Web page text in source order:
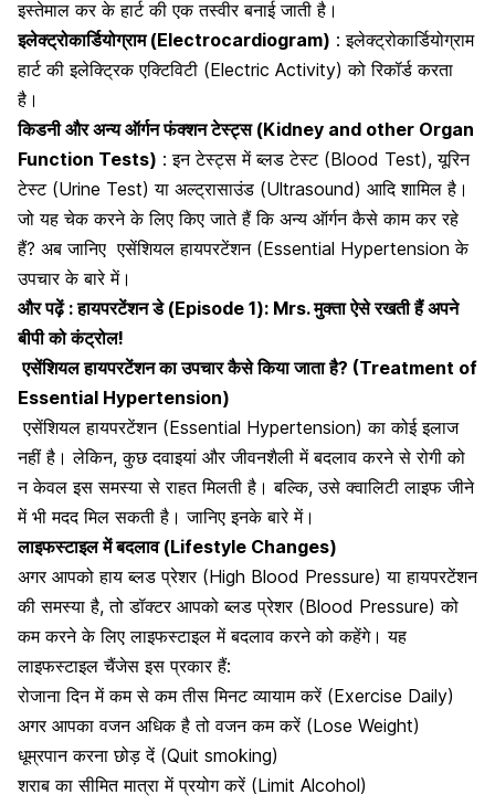
इस्तेमाल कर के हार्ट की एक तस्वीर बनाई जाती है।
इलेक्ट्रोकार्डियोग्राम (Electrocardiogram) : इलेक्ट्रोकार्डियोग्राम
हार्ट की इलेक्ट्रिक एक्टिविटी (Electric Activity) को रिकॉर्ड करता
है।
किडनी और अन्य ऑर्गन फंक्शन टेस्ट्स (Kidney and other Organ
Function Tests) :इन टेस्ट्स में ब्लड टेस्ट (Blood Test), यूरिन
टेस्ट (Urine Test) या अल्ट्रासाउंड (Ultrasound) आदि शामिल है।
जो यह चेक करने के लिए किए जाते हैं कि अन्य ऑर्गन कैसे काम कर रहे
हैं? अब जानिए एसेंशियल हायपरटेंशन (Essential Hypertension के
उपचार के बारे में।
और पढ़ें :हायपरटेंशन डे (Episode 1): Mrs. मुक्ता ऐसे रखती हैं अपने
बीपी को कंट्रोल!
एसेंशियल हायपरटेंशन का उपचार कैसे किया जाता है? (Treatment of
Essential Hypertension)
एसेंशियल हायपरटेंशन (Essential Hypertension) का कोई इलाज
नहीं है। लेकिन, कुछ दवाइयां और जीवनशैली में बदलाव करने से रोगी को
न केवल इस समस्या से राहत मिलती है। बल्कि, उसेक्वालिटी लाइफ जीने
में भी मदद मिल सकती है । जानिए इनके बारे में।
लाइफस्टाइल में बदलाव (Lifestyle Changes)
अगर आपको हाय ब्लड प्रेशर (High Blood Pressure) या हायपरटेंशन
की समस्या है, तो डॉक्टर आपको ब्लड प्रेशर (Blood Pressure) को
कम करने के लिए लाइफस्टाइल में बदलाव करने को कहेंगे। यह
लाइफस्टाइल चैंजेस इस प्रकार हैं:
रोजाना दिन में कम से कम तीस मिनट व्यायाम करें (Exercise Daily)
अगर आपका वजन अधिक है तो वजन कम करें (Lose Weight)
धूम्रपान करना छोड़ दें (Quit smoking)
शराब का सीमित मात्रा में प्रयोग करें (Limit Alcohol)